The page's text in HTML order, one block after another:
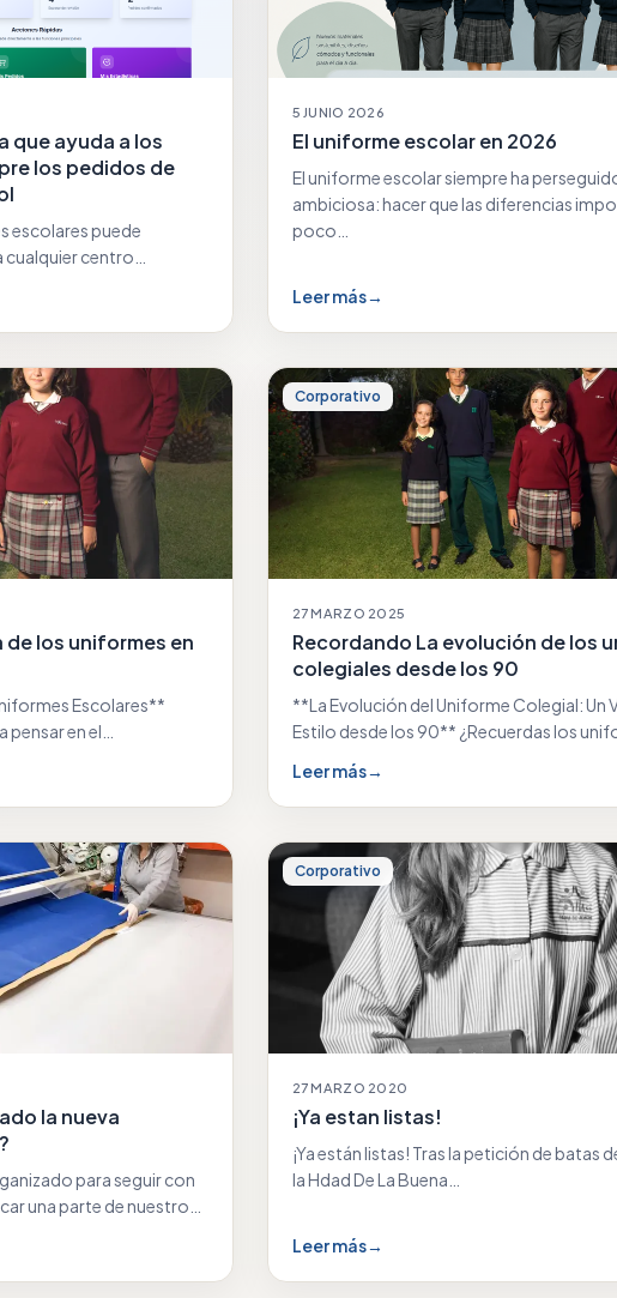
que ayuda a los
los pedidos de
escolares puede
cualquier centro
5 JUNIO 2026
El uniforme escolar en 2026
El uniforme escolar siempre ha
ambiciosa: hacer que las diferencias
poco…
Leer más→
de los uniformes en
Escolares**
pensar en el…
Corporativo
27 MARZO 2025
Recordando La evolución de los
colegiales desde los 90
**La Evolución del Uniforme Colegial: Un
Estilo desde los 90** ¿Recuerdas los
Leer más→
la nueva
para seguir con
una parte de nuestro…
Corporativo
27 MARZO 2020
¡Ya estan listas!
¡Ya están listas! Tras la petición de batas
la Hdad De La Buena…
Leer más→